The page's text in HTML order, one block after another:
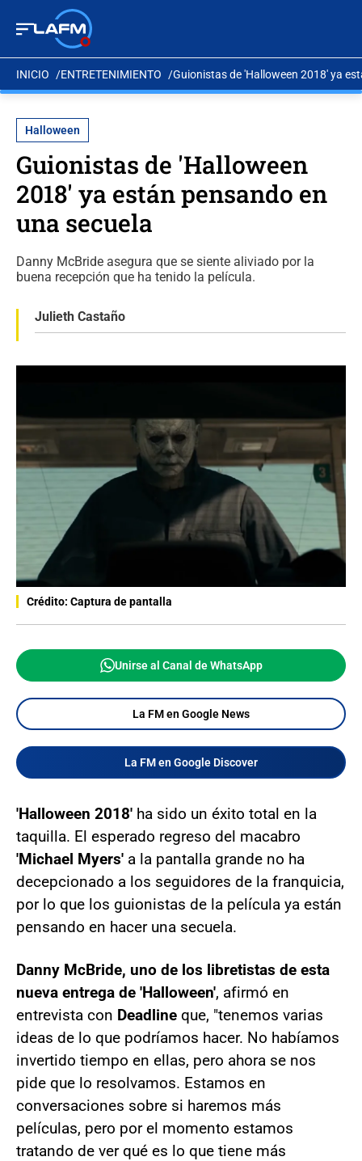
INICIO ENTRETENIMIENTO Guionistas de 'Halloween 2018' ya
Halloween
Guionistas de 'Halloween
2018' ya están pensando en
una secuela
Danny McBride asegura que se siente aliviado por la
buena recepción que ha tenido la película.
Julieth Castaño
Crédito: Captura de pantalla
Unirse al Canal de WhatsApp
La FM en Google News
La FM en Google Discover
'Halloween 2018' ha sido un éxito total en la
taquilla. El esperado regreso del macabro
'Michael Myers' a la pantalla grande no ha
decepcionado a los seguidores de la franquicia,
por lo que los guionistas de la película ya están
pensando en hacer una secuela.
Danny McBride, uno de los libretistas de esta
nueva entrega de 'Halloween', afirmó en
entrevista con Deadline que, "tenemos varias
ideas de lo que podríamos hacer. No habíamos
invertido tiempo en ellas, pero ahora se nos
pide que lo resolvamos. Estamos en
conversaciones sobre si haremos más
películas, pero por el momento estamos
tratando de ver qué es lo que tiene más